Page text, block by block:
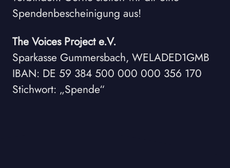
Spendenbescheinigung aus!
The Voices Project e.V.
Sparkasse Gummersbach, WELADED1GMB
IBAN: DE 59 384 500 000 000 356 170
Stichwort: „Spende“